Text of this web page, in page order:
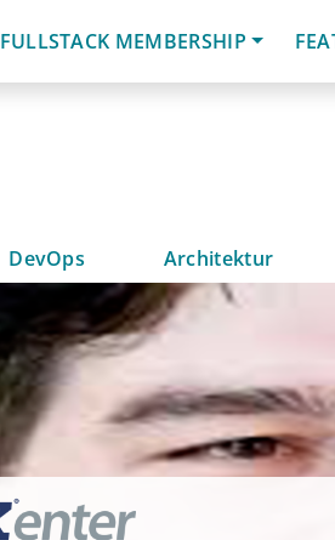
FULLSTACK MEMBERSHIP
DevOps Architektur